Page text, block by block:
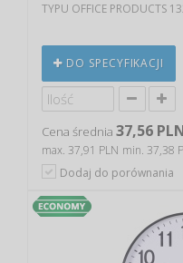
TYPU OFFICE PRODUCTS
DO SPECYFIKACJI
Cena średnia 37,56
max. 37,91 PLN min. 37,38
Dodaj do porównania